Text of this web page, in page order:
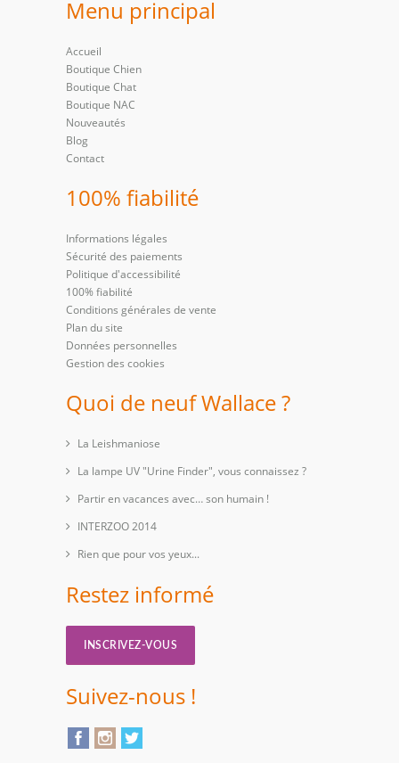
Menu principal
Accueil
Boutique Chien
Boutique Chat
Boutique NAC
Nouveautés
Blog
Contact
100% fiabilité
Informations légales
Sécurité des paiements
Politique d'accessibilité
100% fiabilité
Conditions générales de vente
Plan du site
Données personnelles
Gestion des cookies
Quoi de neuf Wallace ?
La Leishmaniose
La lampe UV "Urine Finder", vous connaissez ?
Partir en vacances avec… son humain !
INTERZOO 2014
Rien que pour vos yeux...
Restez informé
INSCRIVEZ-VOUS
Suivez-nous !